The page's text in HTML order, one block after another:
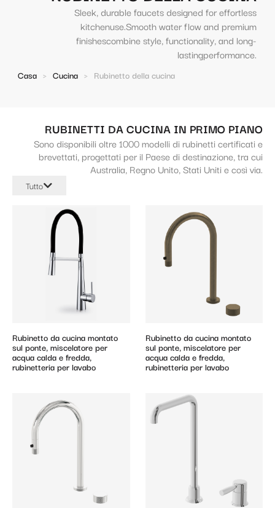
Sleek, durable faucets designed for effortless
kitchenuse.Smooth water flow and premium
finishescombine style, functionality, and long-
lastingperformance.
Casa > Cucina > Rubinetto della cucina
RUBINETTI DA CUCINA IN PRIMO PIANO
Sono disponibili oltre 1000 modelli di rubinetti certificati e
brevettati, progettati per il Paese di destinazione, tra cui
Australia, Regno Unito, Stati Uniti e così via.
Tutto
Rubinetto da cucina montato
sul ponte, miscelatore per
acqua calda e fredda,
rubinetteria per lavabo
Rubinetto da cucina montato
sul ponte, miscelatore per
acqua calda e fredda,
rubinetteria per lavabo